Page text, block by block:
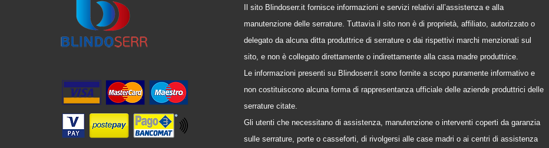
Il sito Blindoserr.it fornisce informazioni e servizi relativi all’assistenza e alla
manutenzione delle serrature. Tuttavia il sito non è di proprietà, affiliato, autorizzato o
delegato da alcuna ditta produttrice di serrature o dai rispettivi marchi menzionati sul
sito, e non è collegato direttamente o indirettamente alla casa madre produttrice.
Le informazioni presenti su Blindoserr.it sono fornite a scopo puramente informativo e
non costituiscono alcuna forma di rappresentanza ufficiale delle aziende produttrici delle
serrature citate.
Gli utenti che necessitano di assistenza, manutenzione o interventi coperti da garanzia
sulle serrature, porte o casseforti, di rivolgersi alle case madri o ai centri di assistenza